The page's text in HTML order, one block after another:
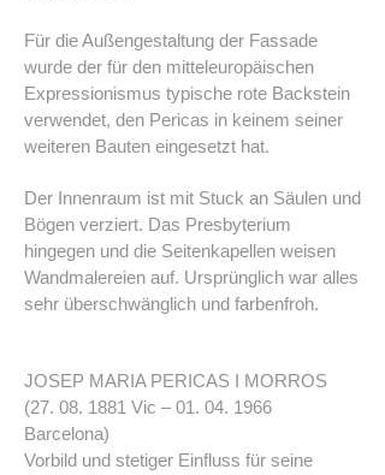
Für die Außengestaltung der Fassade
wurde der für den mitteleuropäischen
Expressionismus typische rote Backstein
verwendet, den Pericas in keinem seiner
weiteren Bauten eingesetzt hat.
Der Innenraum ist mit Stuck an Säulen und
Bögen verziert. Das Presbyterium
hingegen und die Seitenkapellen weisen
Wandmalereien auf. Ursprünglich war alles
sehr überschwänglich und farbenfroh.
JOSEP MARIA PERICAS I MORROS
(27. 08. 1881 Vic –01. 04. 1966
Barcelona)
Vorbild und stetiger Einfluss für seine